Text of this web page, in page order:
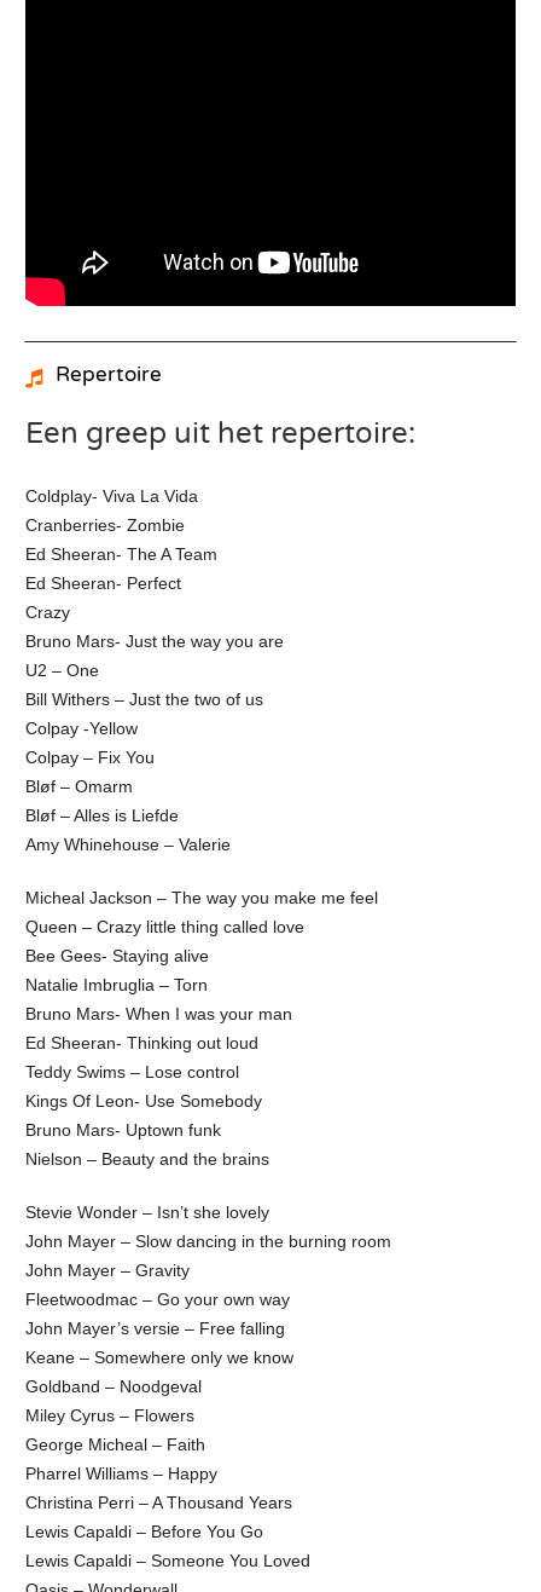
Repertoire
Een greep uit het repertoire:
Coldplay- Viva La Vida
Cranberries- Zombie
Ed Sheeran- The A Team
Ed Sheeran- Perfect
Crazy
Bruno Mars- Just the way you are
U2 – One
Bill Withers – Just the two of us
Colpay -Yellow
Colpay – Fix You
Bløf – Omarm
Bløf – Alles is Liefde
Amy Whinehouse – Valerie
Micheal Jackson – The way you make me feel
Queen – Crazy little thing called love
Bee Gees- Staying alive
Natalie Imbruglia – Torn
Bruno Mars- When I was your man
Ed Sheeran- Thinking out loud
Teddy Swims – Lose control
Kings Of Leon- Use Somebody
Bruno Mars- Uptown funk
Nielson – Beauty and the brains
Stevie Wonder – Isn’t she lovely
John Mayer – Slow dancing in the burning room
John Mayer – Gravity
Fleetwoodmac – Go your own way
John Mayer’s versie – Free falling
Keane – Somewhere only we know
Goldband – Noodgeval
Miley Cyrus – Flowers
George Micheal – Faith
Pharrel Williams – Happy
Christina Perri – A Thousand Years
Lewis Capaldi – Before You Go
Lewis Capaldi – Someone You Loved